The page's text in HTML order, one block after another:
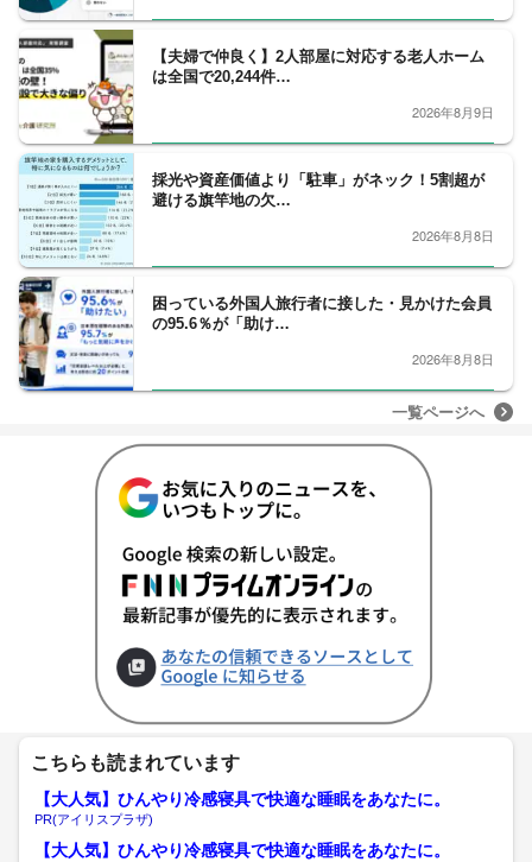
【夫婦で仲良く】2人部屋に対応する老人ホーム
は全国で20,244件…
2026年8月9日
採光や資産価値より「駐車」がネック！5割超が
避ける旗竿地の欠…
2026年8月8日
困っている外国人旅行者に接した・見かけた会員
の95.6％が「助け…
2026年8月8日
一覧ページへ
こちらも読まれています
【大人気】ひんやり冷感寝具で快適な睡眠をあなたに。
PR(アイリスプラザ)
【大人気】ひんやり冷感寝具で快適な睡眠をあなたに。